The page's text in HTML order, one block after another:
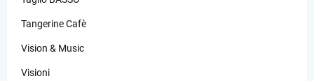
Tangerine Cafè
Vision & Music
Visioni